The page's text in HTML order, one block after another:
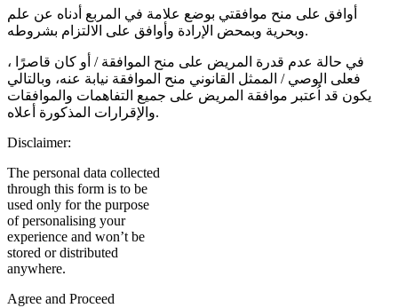
أوافق على منح موافقتي بوضع علامة في المربع أدناه عن علم
وبحرية وبمحض الإرادة وأوافق على الالتزام بشروطه.
في حالة عدم قدرة المريض على منح الموافقة / أو كان قاصرًا ،
فعلى الوصي / الممثل القانوني منح الموافقة نيابة عنه، وبالتالي
يكون قد اُعتبر موافقة المريض على جميع التفاهمات والموافقات
والإقرارات المذكورة أعلاه.
Disclaimer:
The personal data collected
through this form is to be
used only for the purpose
of personalising your
experience and won’t be
stored or distributed
anywhere.
Agree and Proceed